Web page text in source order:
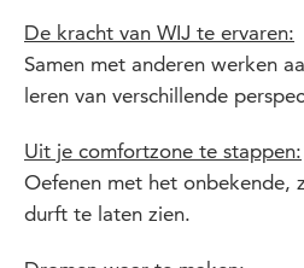
De kracht van WIJ te ervaren:
Samen met anderen werken
leren van verschillende
Uit je comfortzone te stappen:
Oefenen met het onbekende,
durft te laten zien.